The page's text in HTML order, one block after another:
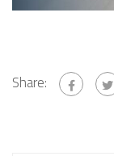
Share: